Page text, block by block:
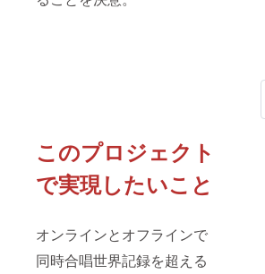
このプロジェクト
で実現したいこと
オンラインとオフラインで
同時合唱世界記録を超える